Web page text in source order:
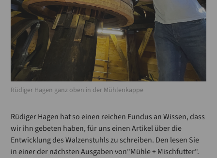
Rüdiger Hagen ganz oben in der Mühlenkappe
Rüdiger Hagen hat so einen reichen Fundus an Wissen, dass
wir ihn gebeten haben, für uns einen Artikel über die
Entwicklung des Walzenstuhls zu schreiben. Den lesen Sie
in einer der nächsten Ausgaben von"Mühle + Mischfutter".